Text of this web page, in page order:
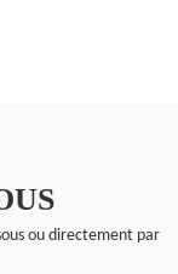
ou directement par